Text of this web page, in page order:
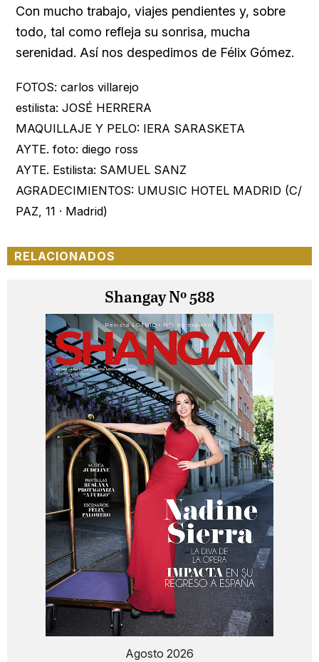
Con mucho trabajo, viajes pendientes y, sobre
todo, tal como refleja su sonrisa, mucha
serenidad. Así nos despedimos de Félix Gómez.
FOTOS: carlos villarejo
estilista: JOSÉ HERRERA
MAQUILLAJE Y PELO: IERA SARASKETA
AYTE. foto: diego ross
AYTE. Estilista: SAMUEL SANZ
AGRADECIMIENTOS: UMUSIC HOTEL MADRID (C/
PAZ, 11 · Madrid)
RELACIONADOS
Shangay Nº 588
Agosto 2026